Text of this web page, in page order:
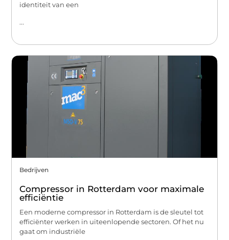
identiteit van een
...
Bedrijven
Compressor in Rotterdam voor maximale
efficiëntie
Een moderne compressor in Rotterdam is de sleutel tot
efficiënter werken in uiteenlopende sectoren. Of het nu
gaat om industriële